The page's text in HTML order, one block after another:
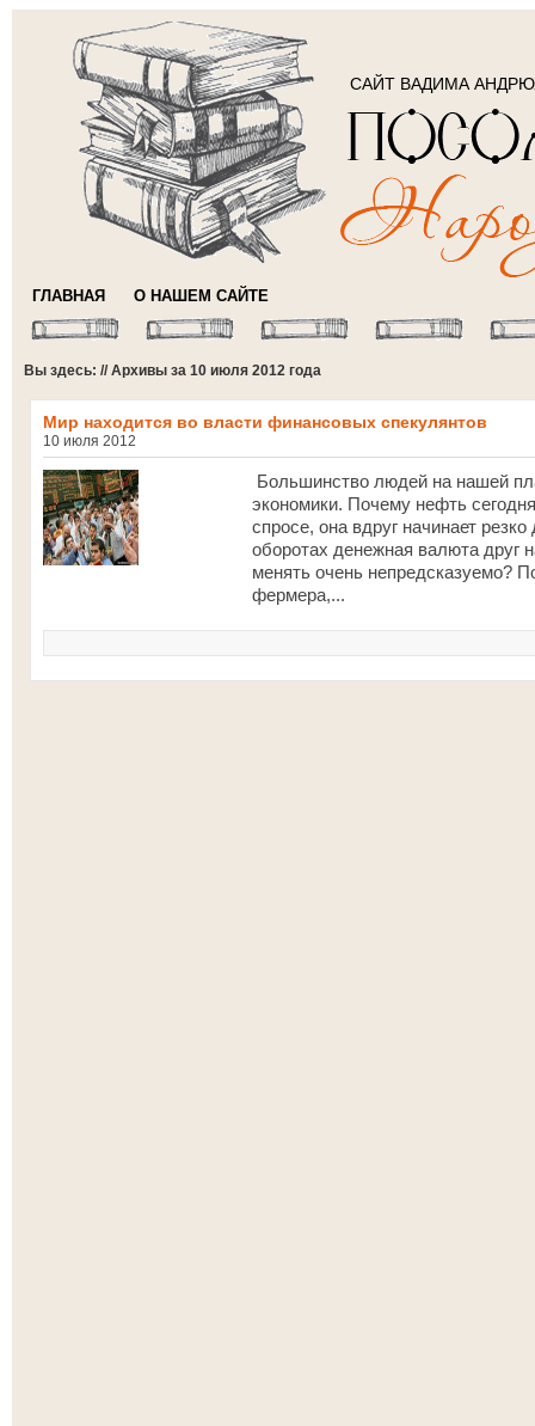
САЙТ ВАДИМА
ГЛАВНАЯ О НАШЕМ САЙТЕ
Вы здесь: // Архивы за 10 июля 2012 года
Мир находится во власти финансовых спекулянтов
10 июля 2012
Большинство людей на нашей
экономики. Почему нефть
спросе, она вдруг начинает
оборотах денежная валюта друг
менять очень непредсказуемо?
фермера,...